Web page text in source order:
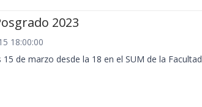
2023
18:00:00
15 de marzo desde la 18 en el SUM de la Facultad